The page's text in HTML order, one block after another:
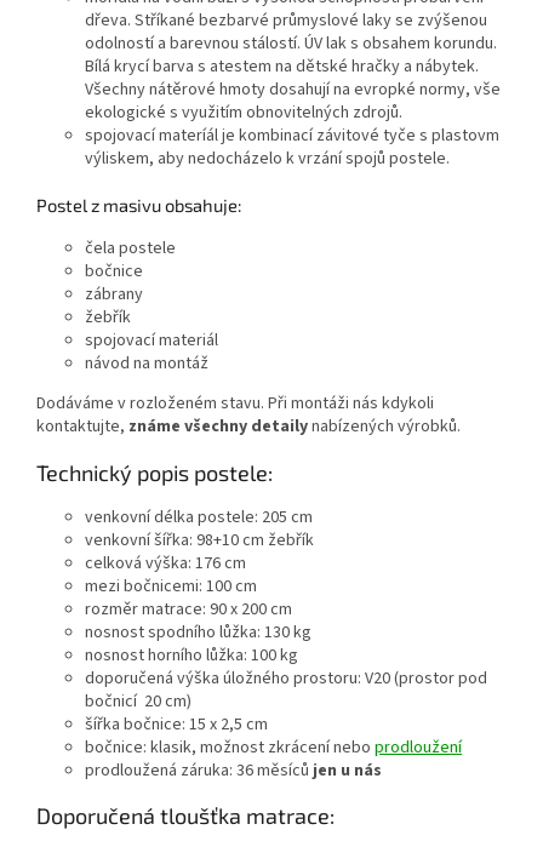
dřeva. Stříkané bezbarvé průmyslové laky se zvýšenou
odolností a barevnou stálostí. ÚV lak s obsahem korundu.
Bílá krycí barva s atestem na dětské hračky a nábytek.
Všechny nátěrové hmoty dosahují na evropké normy, vše
ekologické s využitím obnovitelných zdrojů.
spojovací materíál je kombinací závitové tyče s plastovm
výliskem, aby nedocházelo k vrzání spojů postele.
Postel z masivu obsahuje:
čela postele
bočnice
zábrany
žebřík
spojovací materiál
návod na montáž
Dodáváme v rozloženém stavu. Při montáži nás kdykoli
kontaktujte, známe všechny detailynabízených výrobků.
Technický popis postele:
venkovní délka postele: 205 cm
venkovní šířka: 98+10 cm žebřík
celková výška: 176 cm
mezi bočnicemi: 100 cm
rozměr matrace: 90 x 200 cm
nosnost spodního lůžka: 130 kg
nosnost horního lůžka: 100 kg
doporučená výška úložného prostoru: V20 (prostor pod
bočnicí 20 cm)
šířka bočnice: 15 x 2,5 cm
bočnice: klasik, možnost zkrácení nebo prodloužení
prodloužená záruka: 36 měsícůjen u nás
Doporučená tloušťka matrace: